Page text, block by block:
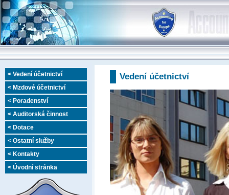
< Vedení účetnictví
< Mzdové účetnictví
< Poradenství
< Auditorská činnost
< Dotace
< Ostatní služby
< Kontakty
< Úvodní stránka
Vedení účetnictví